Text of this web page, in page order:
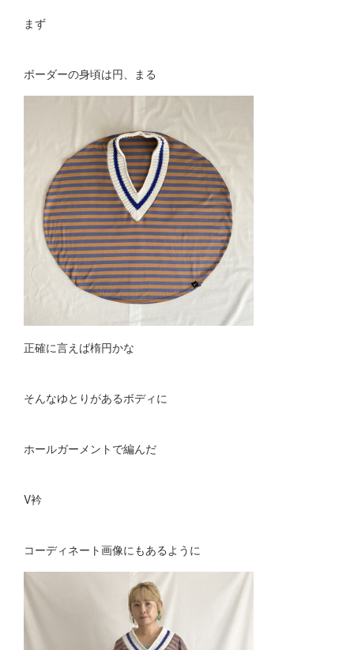
まず
ボーダーの身頃は円、まる
正確に言えば楕円かな
そんなゆとりがあるボディに
ホールガーメントで編んだ
V衿
コーディネート画像にもあるように